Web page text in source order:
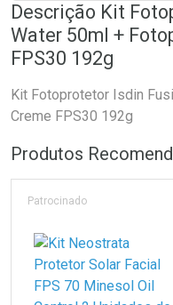
Descrição Kit
Water 50ml +
FPS30 192g
Kit Fotoprotetor Isdin
Creme FPS30 192g
Produtos
Patrocinado